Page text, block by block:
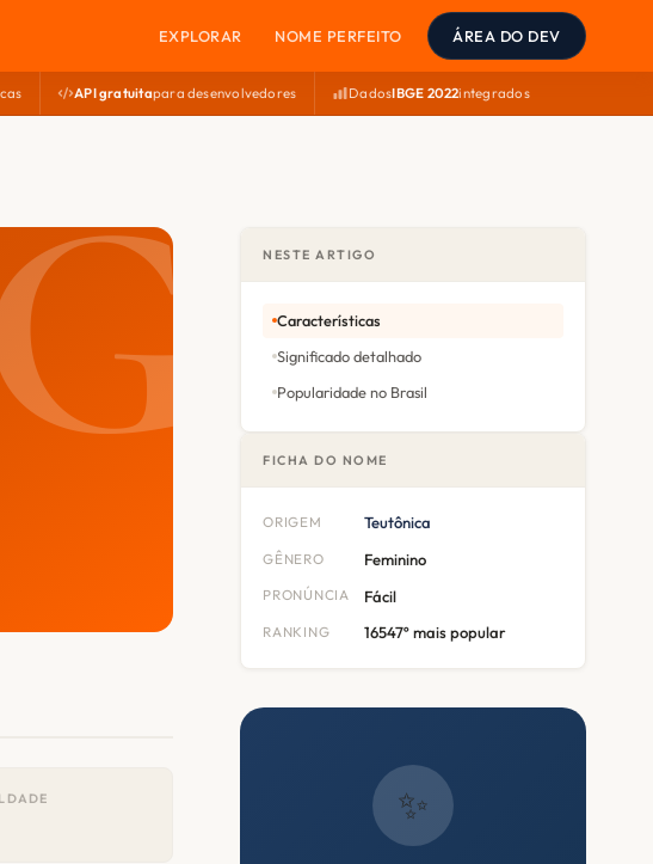
EXPLORAR NOME PERFEITO ÁREA DO DEV
API gratuitapara desenvolvedores DadosIBGE 2022integrados
NESTE ARTIGO
Características
Significado detalhado
Popularidade no Brasil
FICHA DO NOME
ORIGEM Teutônica
GÊNERO Feminino
PRONÚNCIA Fácil
RANKING 16547º mais popular
✨